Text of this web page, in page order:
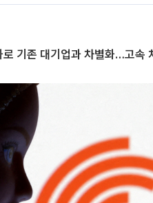
로 기존 대기업과 차별화…고속